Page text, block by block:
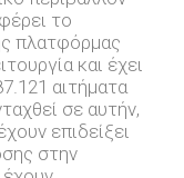
το
πλατφόρμας
και έχει
αιτήματα
σε αυτήν,
επιδείξει
στην